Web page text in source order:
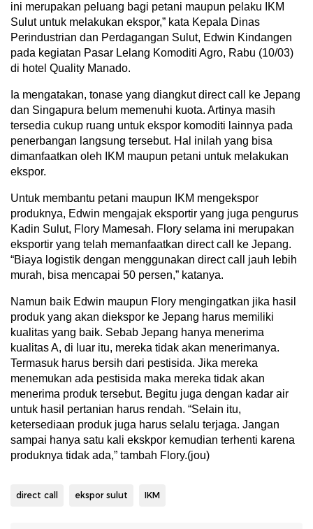
ini merupakan peluang bagi petani maupun pelaku IKM
Sulut untuk melakukan ekspor,” kata Kepala Dinas
Perindustrian dan Perdagangan Sulut, Edwin Kindangen
pada kegiatan Pasar Lelang Komoditi Agro, Rabu (10/03)
di hotel Quality Manado.
Ia mengatakan, tonase yang diangkut direct call ke Jepang
dan Singapura belum memenuhi kuota. Artinya masih
tersedia cukup ruang untuk ekspor komoditi lainnya pada
penerbangan langsung tersebut. Hal inilah yang bisa
dimanfaatkan oleh IKM maupun petani untuk melakukan
ekspor.
Untuk membantu petani maupun IKM mengekspor
produknya, Edwin mengajak eksportir yang juga pengurus
Kadin Sulut, Flory Mamesah. Flory selama ini merupakan
eksportir yang telah memanfaatkan direct call ke Jepang.
“Biaya logistik dengan menggunakan direct call jauh lebih
murah, bisa mencapai 50 persen,” katanya.
Namun baik Edwin maupun Flory mengingatkan jika hasil
produk yang akan diekspor ke Jepang harus memiliki
kualitas yang baik. Sebab Jepang hanya menerima
kualitas A, di luar itu, mereka tidak akan menerimanya.
Termasuk harus bersih dari pestisida. Jika mereka
menemukan ada pestisida maka mereka tidak akan
menerima produk tersebut. Begitu juga dengan kadar air
untuk hasil pertanian harus rendah. “Selain itu,
ketersediaan produk juga harus selalu terjaga. Jangan
sampai hanya satu kali ekskpor kemudian terhenti karena
produknya tidak ada,” tambah Flory.(jou)
direct call ekspor sulut IKM